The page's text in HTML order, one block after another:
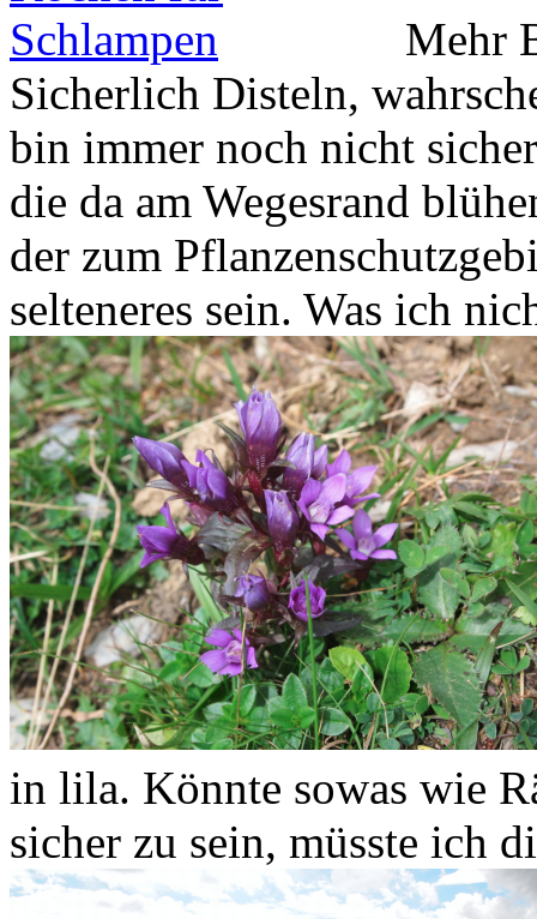
Mehr
Sicherlich Disteln,
bin immer noch nicht
die da am Wegesrand
der zum
selteneres sein. Was ich
in lila. Könnte sowas wie
sicher zu sein, müsste ich